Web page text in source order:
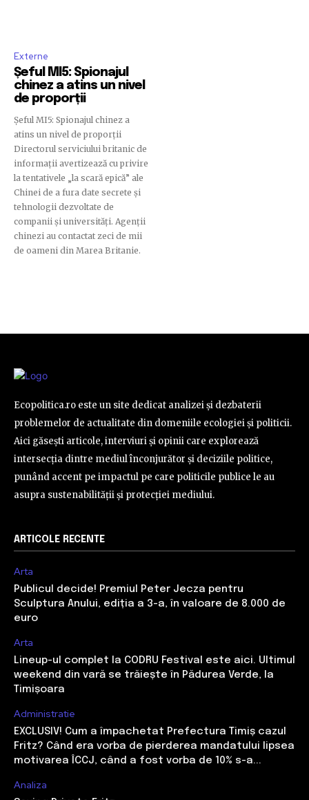
Externe
Șeful MI5: Spionajul
chinez a atins un nivel
de proporții
Șeful MI5: Spionajul chinez a
atins un nivel de proporții
Directorul serviciului britanic de
informații avertizează cu privire
la tentativele „la scară epică” ale
Chinei de a fura date secrete și
tehnologii dezvoltate de
companii și universități. Agenții
chinezi au contactat zeci de mii
de oameni din Marea Britanie.
Ecopolitica.ro este un site dedicat analizei și dezbaterii
problemelor de actualitate din domeniile ecologiei și politicii.
Aici găsești articole, interviuri și opinii care explorează
intersecția dintre mediul înconjurător și deciziile politice,
punând accent pe impactul pe care politicile publice le au
asupra sustenabilității și protecției mediului.
ARTICOLE RECENTE
Arta
Publicul decide! Premiul Peter Jecza pentru
Sculptura Anului, ediția a 3-a, în valoare de 8.000 de
euro
Arta
Lineup-ul complet la CODRU Festival este aici. Ultimul
weekend din vară se trăiește în Pădurea Verde, la
Timișoara
Administratie
EXCLUSIV! Cum a împachetat Prefectura Timiș cazul
Fritz? Când era vorba de pierderea mandatului lipsea
motivarea ÎCCJ, când a fost vorba de 10% s-a...
Analiza